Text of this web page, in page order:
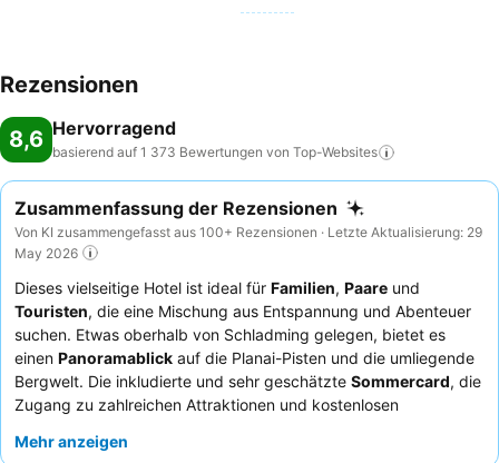
Rezensionen
8,6 Hervorragend
basierend auf 1 373 Bewertungen von Top-Websites
Zusammenfassung der Rezensionen
Von KI zusammengefasst aus 100+ Rezensionen · Letzte Aktualisierung: 29
May 2026
Dieses vielseitige Hotel ist ideal für Familien, Paare und
Touristen, die eine Mischung aus Entspannung und Abenteuer
suchen. Etwas oberhalb von Schladming gelegen, bietet es
einen Panoramablick auf die Planai-Pisten und die umliegende
Bergwelt. Die inkludierte und sehr geschätzte Sommercard, die
Zugang zu zahlreichen Attraktionen und kostenlosen
Die Gäste loben stets die außergewöhnliche Freundlichkeit und
Mehr anzeigen